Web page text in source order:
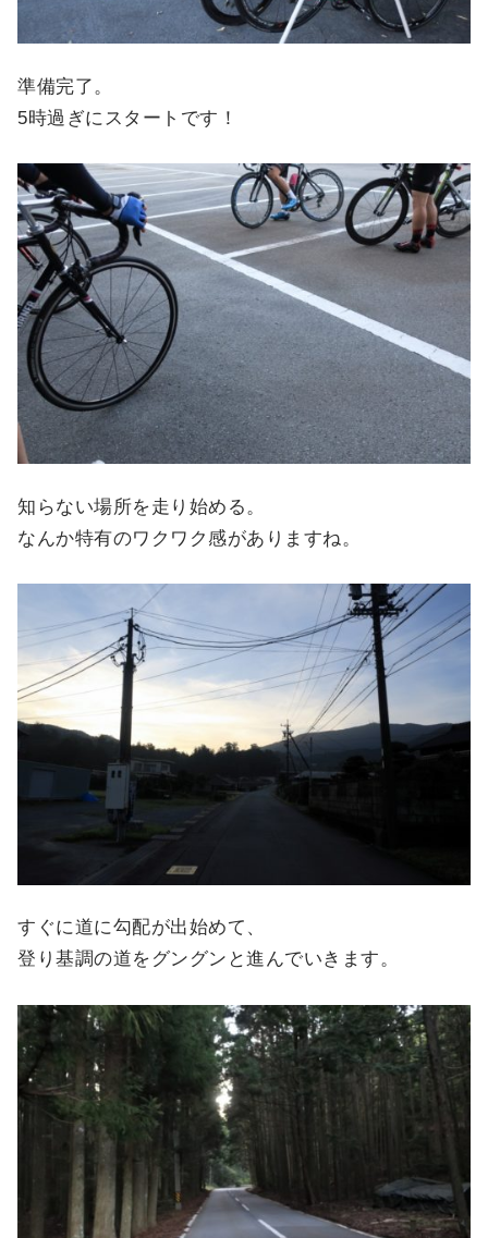
準備完了。
5時過ぎにスタートです！
知らない場所を走り始める。
なんか特有のワクワク感がありますね。
すぐに道に勾配が出始めて、
登り基調の道をグングンと進んでいきます。